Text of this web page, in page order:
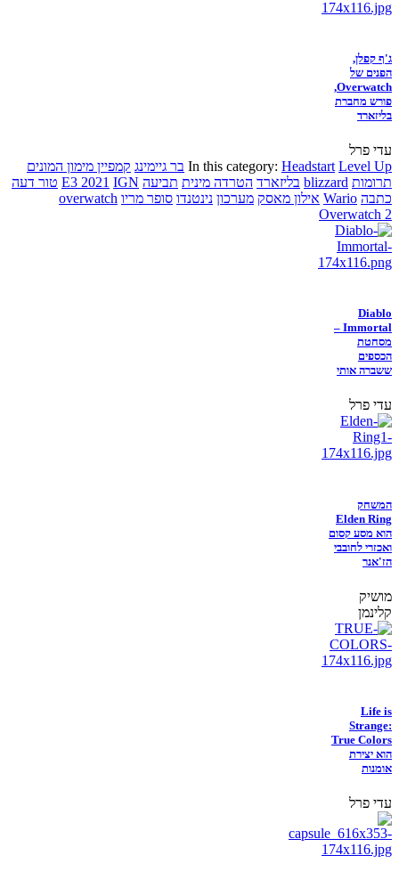
ג'ף קפלן,
הפנים של
Overwatch,
פורש מחברת
בליזארד
עדי פרל
In this category: Headstart Level Up בר גיימינג קמפיין מימון המונים
תרומות blizzard בליזארד הטרדה מינית תביעה E3 2021 IGN
טור דעה
כתבה Wario אילון מאסק מערכון נינטנדו סופר מריו overwatch
Overwatch 2
Diablo
Immortal –
מסחטת
הכספים
ששברה אותי
עדי פרל
המשחק
Elden Ring
הוא מסע קסום
ואכזרי לחובבי
הז'אנר
מושיק
קלינמן
Life is
Strange:
True Colors
הוא יצירת
אומנות
עדי פרל